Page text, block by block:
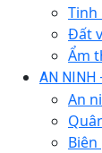
Tinh
Đất
Ẩm
AN NINH
An